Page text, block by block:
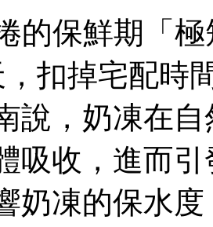
保鮮期「極
，扣掉宅配時
說，奶凍在
吸收，進而
奶凍的保水